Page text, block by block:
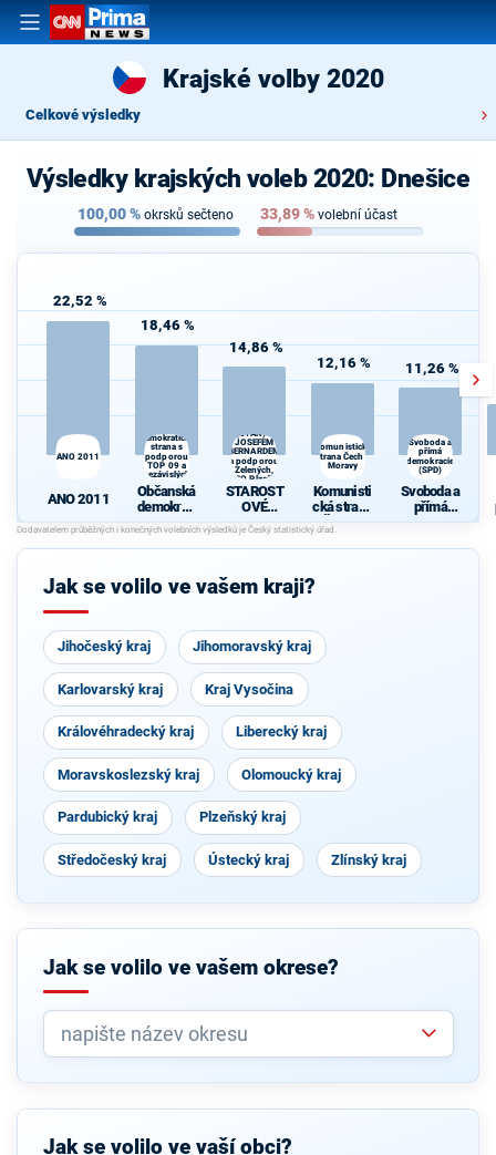
Krajské volby 2020
Celkové výsledky
Výsledky krajských voleb 2020: Dnešice
100,00% okrsků sečteno 33,89% volební účast
22,52 %
ANO 2011
ANO 2011
18,46 %
demokratická
strana s
podporou
TOP 09 a
nezávislých
starostů
Občanská
demokrati
cká strana
s podporou
TOP 09 a
h starostů
14,86 %
(STAN) s
JOSEFEM
BERNARDEM
a podporou
Zelených,
PRO Plzeň a
Idealistů
STAROST
OVÉ
(STAN) s
JOSEFEM
BERNARD
podporou
a Idealistů
12,16 %
Komunistická
strana Čech a
Moravy
Komunisti
cká strana
Čech a
Moravy
11,26 %
Svoboda a
přímá
demokracie
(SPD)
Svoboda a
přímá
demokraci
Jak se volilo ve vašem kraji?
Jihočeský kraj Jihomoravský kraj
Karlovarský kraj Kraj Vysočina
Královéhradecký kraj Liberecký kraj
Moravskoslezský kraj Olomoucký kraj
Pardubický kraj Plzeňský kraj
Středočeský kraj Ústecký kraj Zlínský kraj
Jak se volilo ve vašem okrese?
Jak se volilo ve vaší obci?